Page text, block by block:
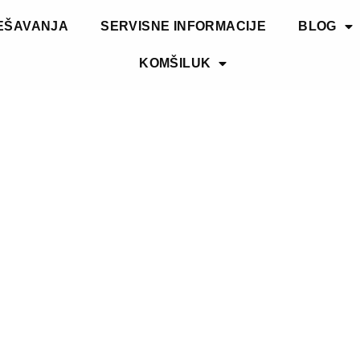
SERVISNE INFORMACIJE BLOG
KOMŠILUK